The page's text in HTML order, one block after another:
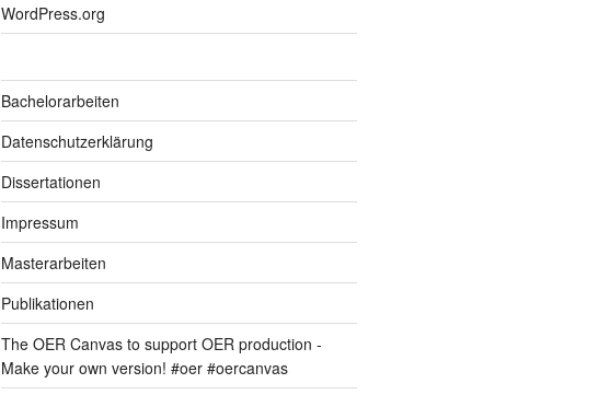
WordPress.org
Bachelorarbeiten
Datenschutzerklärung
Dissertationen
Impressum
Masterarbeiten
Publikationen
The OER Canvas to support OER production -
Make your own version! #oer #oercanvas